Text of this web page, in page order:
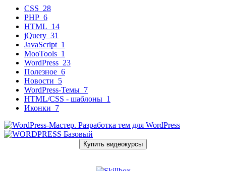
CSS 28
PHP 6
HTML 14
jQuery 31
JavaScript 1
MooTools 1
WordPress 23
Полезное 6
Новости 5
WordPress-Темы 7
HTML/CSS - шаблоны 1
Иконки 7
Купить видеокурсы